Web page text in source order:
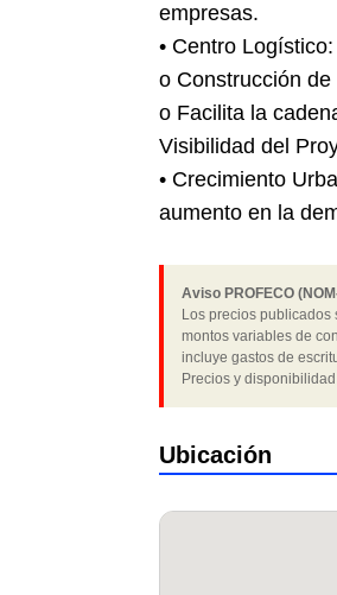
empresas.
• Centro Logístico:
o Construcción
o Facilita la
Visibilidad del
• Crecimiento
aumento en la
Aviso PROFECO
Los precios
montos variables de
incluye gastos de
Precios y
Ubicación